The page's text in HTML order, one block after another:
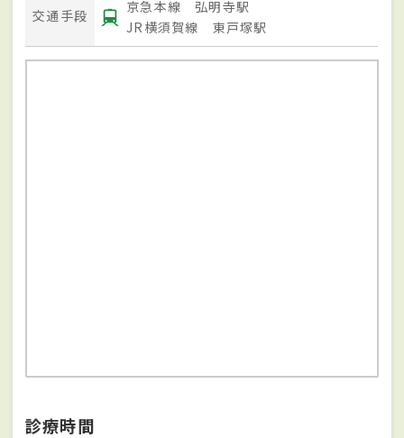
交通手段
京急本線 弘明寺駅
JR横須賀線 東戸塚駅
診療時間